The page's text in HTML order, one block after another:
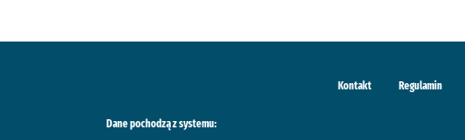
Kontakt Regulamin
Dane pochodzą z systemu: